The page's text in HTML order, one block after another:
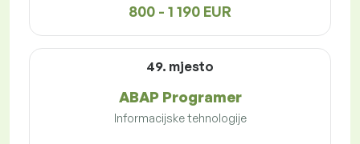
800 - 1 190 EUR
49. mjesto
ABAP Programer
Informacijske tehnologije